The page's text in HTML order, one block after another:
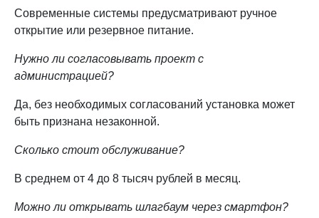
Современные системы предусматривают ручное
открытие или резервное питание.
Нужно ли согласовывать проект с
администрацией?
Да, без необходимых согласований установка может
быть признана незаконной.
Сколько стоит обслуживание?
В среднем от 4 до 8 тысяч рублей в месяц.
Можно ли открывать шлагбаум через смартфон?